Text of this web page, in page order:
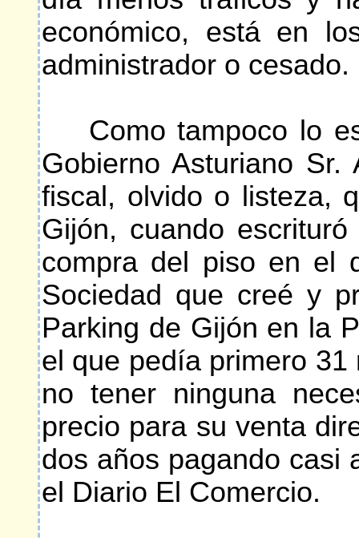
económico, está en
administrador o cesado.
Como tampoco lo
Gobierno Asturiano
fiscal, olvido o listeza,
Gijón, cuando
compra del piso en el
Sociedad que creé y
Parking de Gijón en la
el que pedía primero
no tener ninguna
precio para su venta
dos años pagando casi
el Diario El Comercio.